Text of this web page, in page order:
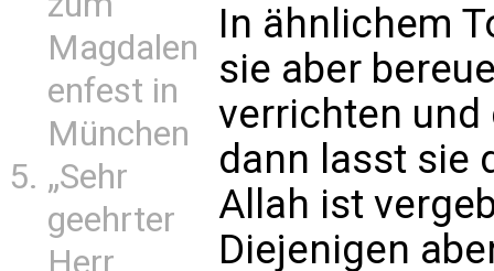
Magdalen
enfest in
München
„Sehr
geehrter
Herr
In ähnlichem
sie aber
verrichten und
dann lasst sie
Allah ist
Diejenigen